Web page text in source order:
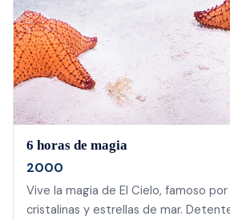
6 horas de magia
2000
Vive la magia de El Cielo, famoso por
cristalinas y estrellas de mar.